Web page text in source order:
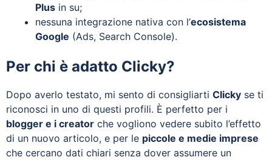
Plus in su;
nessuna integrazione nativa con l’ecosistema
Google (Ads, Search Console).
Per chi è adatto Clicky?
Dopo averlo testato, mi sento di consigliarti Clicky se ti
riconosci in uno di questi profili. È perfetto per i
blogger e i creator che vogliono vedere subito l’effetto
di un nuovo articolo, e per le piccole e medie imprese
che cercano dati chiari senza dover assumere un